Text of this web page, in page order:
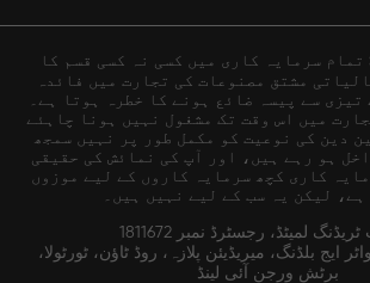
تمام سرمایہ کاری میں کسی نہ کسی قسم کا
مشتق مصنوعات کی تجارت میں فائدہ
تیزی سے پیسہ ضائع ہونے کا خطرہ ہوتا ہے۔
میں اس وقت تک مشغول نہیں ہونا چاہئے
دین کی نوعیت کو مکمل طور پر نہیں سمجھ
ہو رہے ہیں، اور آپ کی نمائش کی حقیقی
کاری کچھ سرمایہ کاروں کے لیے موزوں
ہے، لیکن یہ سب کے لیے نہیں ہیں۔
لمیٹڈ، رجسٹرڈ نمبر 1811672
ایج بلڈنگ، میریڈیئن پلازہ، روڈ ٹاؤن، ٹورٹولا،
برٹش ورجن آئی لینڈ